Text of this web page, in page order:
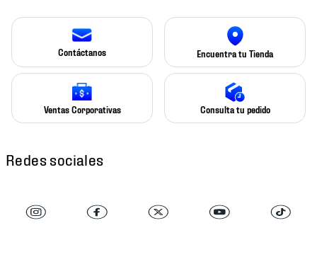
Contáctanos Encuentra tu Tienda
Ventas Corporativas Consulta tu pedido
Redes sociales